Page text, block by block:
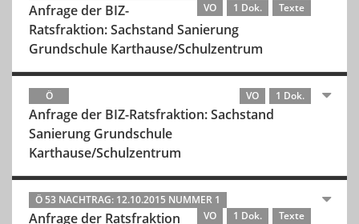
VO
1 Dok. Texte
Anfrage der BIZ-
Ratsfraktion: Sachstand Sanierung
Grundschule Karthause/Schulzentrum
Ö VO 1 Dok.
Anfrage der BIZ-Ratsfraktion: Sachstand
Sanierung Grundschule
Karthause/Schulzentrum
Ö 53 NACHTRAG: 12.10.2015 NUMMER 1
VO
1 Dok. Texte
Anfrage der Ratsfraktion